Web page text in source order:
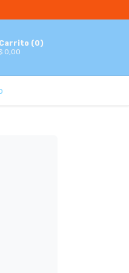
Carrito (0)
0,00